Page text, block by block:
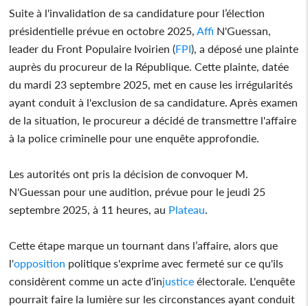
Suite à l'invalidation de sa candidature pour l’élection
présidentielle prévue en octobre 2025, Affi N'Guessan,
leader du Front Populaire Ivoirien (FPI), a déposé une plainte
auprès du procureur de la République. Cette plainte, datée
du mardi 23 septembre 2025, met en cause les irrégularités
ayant conduit à l'exclusion de sa candidature. Après examen
de la situation, le procureur a décidé de transmettre l'affaire
à la police criminelle pour une enquête approfondie.
Les autorités ont pris la décision de convoquer M.
N'Guessan pour une audition, prévue pour le jeudi 25
septembre 2025, à 11 heures, au Plateau
Cette étape marque un tournant dans l’affaire, alors que
l'opposition politique s'exprime avec fermeté sur ce qu'ils
considèrent comme un acte d'injustice électorale. L'enquête
pourrait faire la lumière sur les circonstances ayant conduit